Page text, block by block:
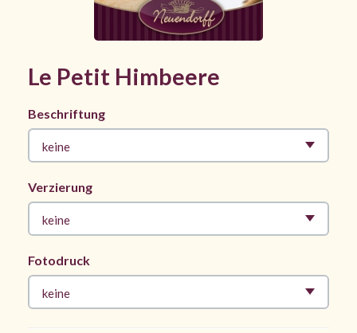
Le Petit Himbeere
Beschriftung
keine
Verzierung
keine
Fotodruck
keine